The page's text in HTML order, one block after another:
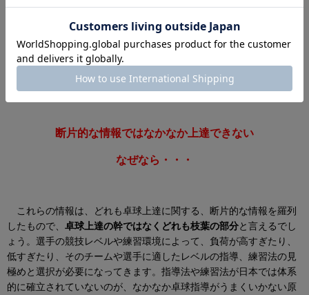
もちろん、インターネットから発信される情報も、強豪校の指導者
の情報も、指導書に書かれていることも、どれも本当のことです
し、きっとどれも発信者にとっては正しいことが書かれているので
しょう。
断片的な情報ではなかなか上達できない
なぜなら・・・
これらの情報は、どれも卓球上達に関する、断片的な情報を羅列
したもので、 卓球上達の幹ではなくどれも枝葉の部分と言えるでし
ょう。選手の競技レベルや練習環境によって、負荷が高すぎたり、
低すぎたり、そのチームや選手に適したレベルの指導、練習法の見
極めと選択が必要になってきます。指導法や練習法が日本では体系
的に確立されていないのが、なかなか卓球指導がうまくいかない原